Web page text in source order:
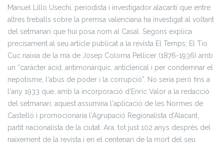
Manuel Lillo Usechi, periodista i investigador alacantí que entre
altres treballs sobre la premsa valenciana ha investigat al voltant
del setmanari que hui posa nom al Casal. Segons explica
precisament al seu article publicat a la revista El Temps, El Tio
Cuc naixia de la mà de Josep Coloma Pellicer (1876-1936) amb
un “caràcter àcid, antimonàrquic, anticlerical i per condemnar el
nepotisme, l'abús de poder i la corrupció”. No seria però fins a
l'any 1933 que, amb la incorporació d'Enric Valor a la redacció
del setmanari, aquest assumiria l'aplicació de les Normes de
Castelló i promocionaria l'Agrupació Regionalista d'Alacant,
partit nacionalista de la ciutat. Ara, tot just 102 anys després del
naixement de la revista i en el centenari de la mort del seu